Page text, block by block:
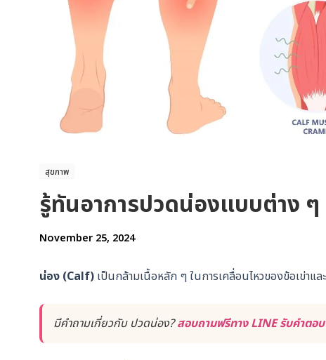
สุขภาพ
รู้ทันอาการปวดน่องแบบต่าง ๆ
November 25, 2024
น่อง (Calf) เป็นกล้ามเนื้อหลัก ๆ ในการเคลื่อนไหวของข้อเข่าแ
มีคำถามเกี่ยวกับ ปวดน่อง?สอบถามฟรีทาง LINE รับคำตอ